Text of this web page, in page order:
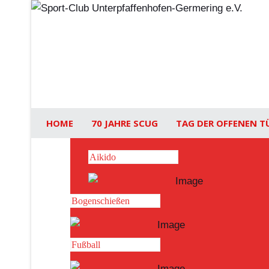
HOME 70 JAHRE SCUG TAG DER OFFENEN
Aikido
Bogenschießen
Fußball